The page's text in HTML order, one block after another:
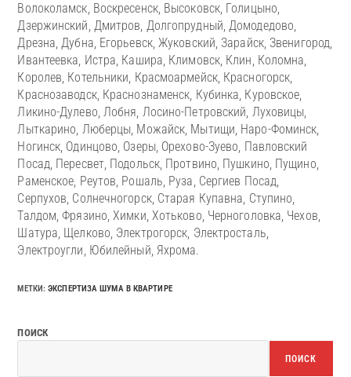
Волоколамск, Воскресенск, Высоковск, Голицыно,
Дзержинский, Дмитров, Долгопрудный, Домодедово,
Дрезна, Дубна, Егорьевск, Жуковский, Зарайск, Звенигород,
Ивантеевка, Истра, Кашира, Климовск, Клин, Коломна,
Королев, Котельники, Красмоармейск, Красногорск,
Краснозаводск, Краснознаменск, Кубинка, Куровское,
Ликино-Дулево, Лобня, Лосино-Петровский, Луховицы,
Лыткарино, Люберцы, Можайск, Мытищи, Наро-Фоминск,
Ногинск, Одинцово, Озеры, Орехово-Зуево, Павловский
Посад, Пересвет, Подольск, Протвино, Пушкино, Пущино,
Раменское, Реутов, Рошаль, Руза, Сергиев Посад,
Серпухов, Солнечногорск, Старая Купавна, Ступино,
Талдом, Фрязино, Химки, Хотьково, Черноголовка, Чехов,
Шатура, Щелково, Электрогорск, Электросталь,
Электроугли, Юбилейный, Яхрома.
МЕТКИ:ЭКСПЕРТИЗА ШУМА В КВАРТИРЕ
ПОИСК
ПОИСК